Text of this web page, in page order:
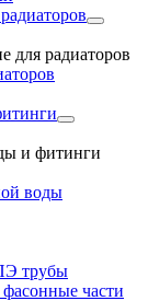
для радиаторов
и фитинги
воды
трубы
части